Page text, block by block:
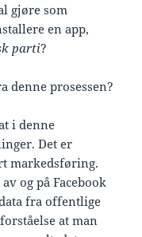
gjøre som
en app,
parti?
denne prosessen?
i denne
Det er
markedsføring.
og på Facebook
fra offentlige
at man